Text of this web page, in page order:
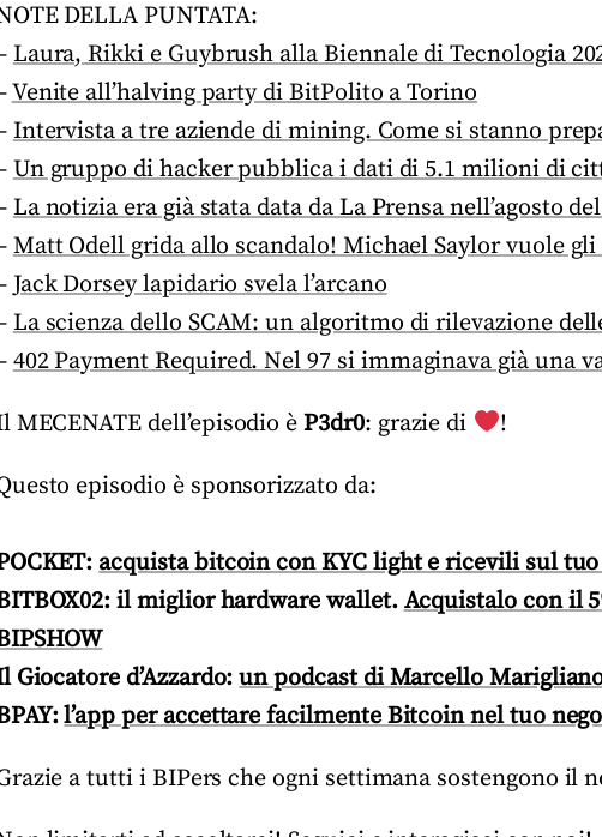
DELLA PUNTATA:
Laura, Rikki e Guybrush alla Biennale di Tecnologia
Venite all’halving party di BitPolito a Torino
Intervista a tre aziende di mining. Come si stanno
Un gruppo di hacker pubblica i dati di 5.1 milioni di
La notizia era già stata data da La Prensa nell’agosto
Matt Odell grida allo scandalo! Michael Saylor vuole
Jack Dorsey lapidario svela l’arcano
La scienza dello SCAM: un algoritmo di rilevazione
402 Payment Required. Nel 97 si immaginava già una
MECENATE dell’episodio èP3dr0: grazie di !
episodio è sponsorizzato da:
acquista bitcoin con KYC light e ricevili sul
il miglior hardware wallet.Acquistalo con il
Giocatore d’Azzardo:un podcast di Marcello
l’app per accettare facilmente Bitcoin nel tuo
a tutti i BIPers che ogni settimana sostengono il